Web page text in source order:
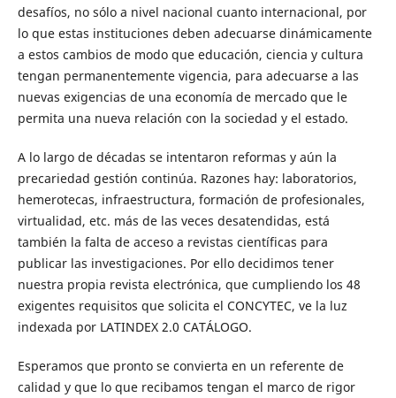
desafíos, no sólo a nivel nacional cuanto internacional, por
lo que estas instituciones deben adecuarse dinámicamente
a estos cambios de modo que educación, ciencia y cultura
tengan permanentemente vigencia, para adecuarse a las
nuevas exigencias de una economía de mercado que le
permita una nueva relación con la sociedad y el estado.
A lo largo de décadas se intentaron reformas y aún la
precariedad gestión continúa. Razones hay: laboratorios,
hemerotecas, infraestructura, formación de profesionales,
virtualidad, etc. más de las veces desatendidas, está
también la falta de acceso a revistas científicas para
publicar las investigaciones. Por ello decidimos tener
nuestra propia revista electrónica, que cumpliendo los 48
exigentes requisitos que solicita el CONCYTEC, ve la luz
indexada por LATINDEX 2.0 CATÁLOGO.
Esperamos que pronto se convierta en un referente de
calidad y que lo que recibamos tengan el marco de rigor